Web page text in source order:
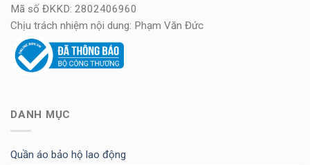
Mã số ĐKKD: 2802406960
Chịu trách nhiệm nội dung: Phạm Văn Đức
DANH MỤC
Quần áo bảo hộ lao động